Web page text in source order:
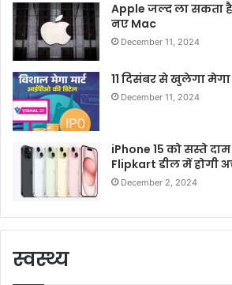
Apple जल्द ला सकता है
नए Mac
December 11, 2024
11 दिसंबर से खुलेगा
December 11, 2024
iPhone 15 को सस्ते
Flipkart डील में होगी
December 2, 2024
स्वस्थ्य